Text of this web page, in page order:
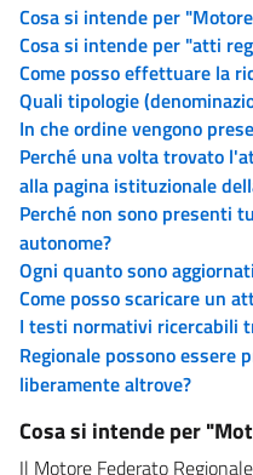
Cosa si intende per
Cosa si intende per "atti
Come posso effettuare la
Quali tipologie
In che ordine vengono
Perché una volta trovato
alla pagina istituzionale
Perché non sono presenti
autonome?
Ogni quanto sono
Come posso scaricare un
I testi normativi ricercabili
Regionale possono essere
liberamente altrove?
Cosa si intende per
Il Motore Federato